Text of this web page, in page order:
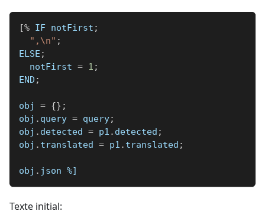
[% IF notFirst ;
",\n" ;
ELSE ;
  notFirst
= 1 ;
END ;
obj = {} ;
obj . query = query;
obj . detected = p1 . detected ;
obj . translated = p1 . translated ;
obj . json %]
Texte initial: